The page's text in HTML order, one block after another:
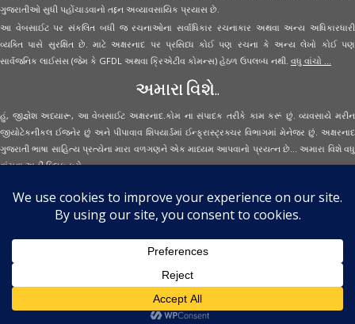
ગુજરાતીઓ સુધી પહોંચાડવાનો તદ્દન અવ્યાવસાયિક પ્રયાસ છે.
આ વેબસાઈટ પર સંકલિત બધી જ રચનાઓના સર્વાધિકાર રચનાકાર અથવા અન્ય અધિકારધારી
વ્યક્તિ પાસે સુરક્ષિત છે. માટે અક્ષરનાદ પર પ્રસિધ્ધ કોઈ પણ રચના કે અન્ય લેખો કોઈ પણ
સાર્વજનિક લાઈસંસ (જેમ કે GFDL અથવા ક્રિએટીવ કોમન્સ) હેઠળ ઉપલબ્ધ નથી. વધુ વાંચો ...
અમારા વિશે..
હું, જીજ્ઞેશ અધ્યારૂ, આ વેબસાઈટ અક્ષરનાદ.કોમ ના સંપાદક તરીકે કામ કરૂં છું. વ્યવસાયે મરીન
જીયોટેકનીકલ ઈજનેર છું અને પીપાવાવ શિપયાર્ડમાં ઈન્ફ્રાસ્ટ્રક્ચર વિભાગમાં મેનેજર છું. અક્ષરનાદ
ગુજરાતી ભાષા સાહિત્ય પ્રત્યેના મારા વળગણને એક માધ્યમ આપવાનો પ્રયત્ન છે... અમારા વિશે વધુ
વાંચવાઅહીં ક્લિક કરો...
Secured Site Assurance
Aksharnaad.com
By Jignesh Adhyaru ·
· All Rights Reserved ·